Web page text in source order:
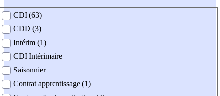
contrat
CDI (63)
CDD (3)
Intérim (1)
CDI Intérimaire
Saisonnier
Contrat apprentissage (1)